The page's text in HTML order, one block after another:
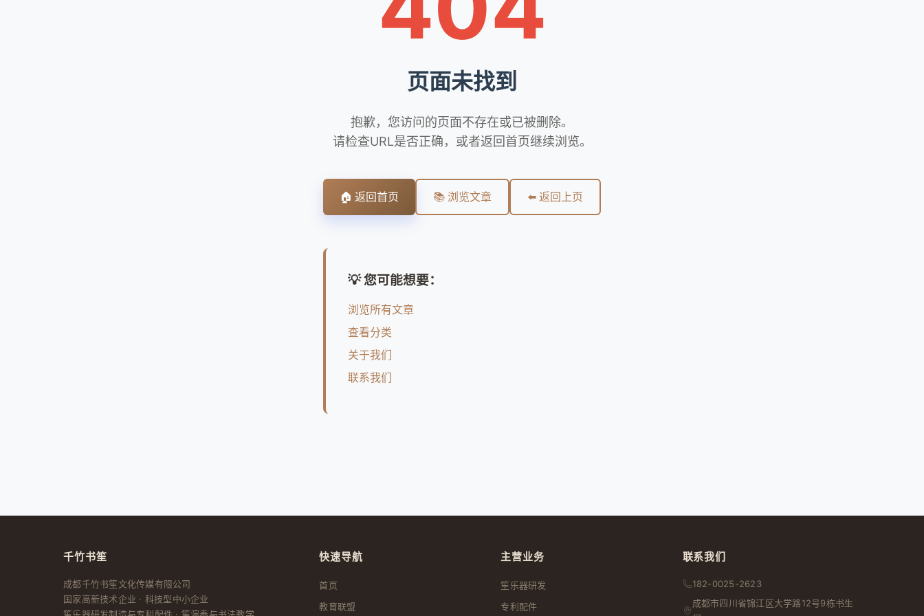
页面未找到
抱歉，您访问的页面不存在或已被删除。
请检查URL是否正确，或者返回首页继续浏览。
🏠 返回首页 📚 浏览文章 ⬅️ 返回上页
💡 您可能想要：
浏览所有文章
查看分类
关于我们
联系我们
千竹书笙
成都千竹书笙文化传媒有限公司
国家高新技术企业 · 科技型中小企业
快速导航
首页
教育联盟
主营业务
笙乐器研发
专利配件
联系我们
182-0025-2623
成都市四川省锦江区大学路12号9栋书生